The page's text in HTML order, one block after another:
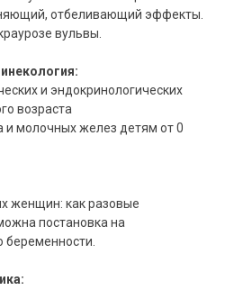
отбеливающий эффекты.
вульвы.
и эндокринологических
возраста
и молочных желез детям от 0
женщин: как разовые
постановка на